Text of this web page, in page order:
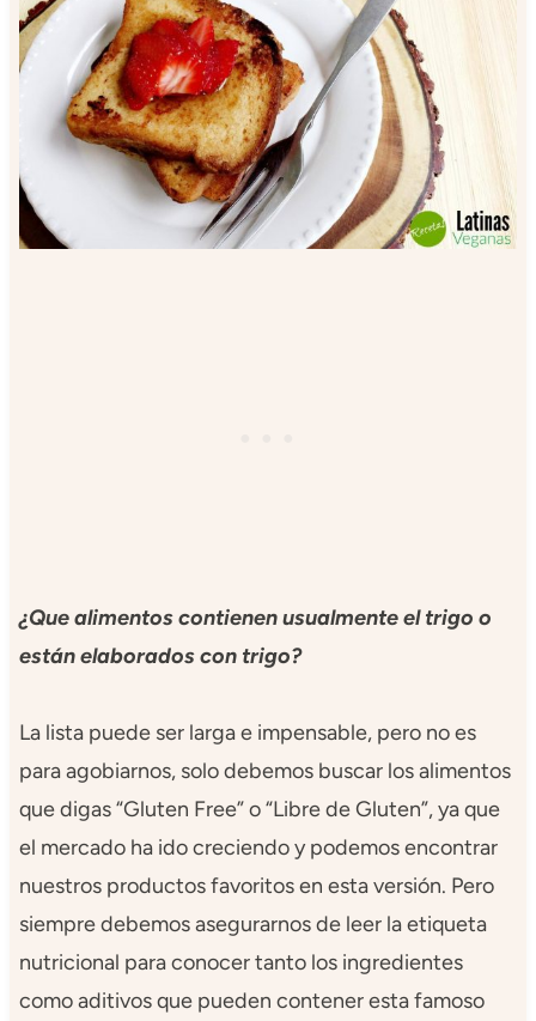
¿Que alimentos contienen usualmente el trigo o
están elaborados con trigo?
La lista puede ser larga e impensable, pero no es
para agobiarnos, solo debemos buscar los alimentos
que digas “Gluten Free” o “Libre de Gluten”, ya que
el mercado ha ido creciendo y podemos encontrar
nuestros productos favoritos en esta versión. Pero
siempre debemos asegurarnos de leer la etiqueta
nutricional para conocer tanto los ingredientes
como aditivos que pueden contener esta famoso